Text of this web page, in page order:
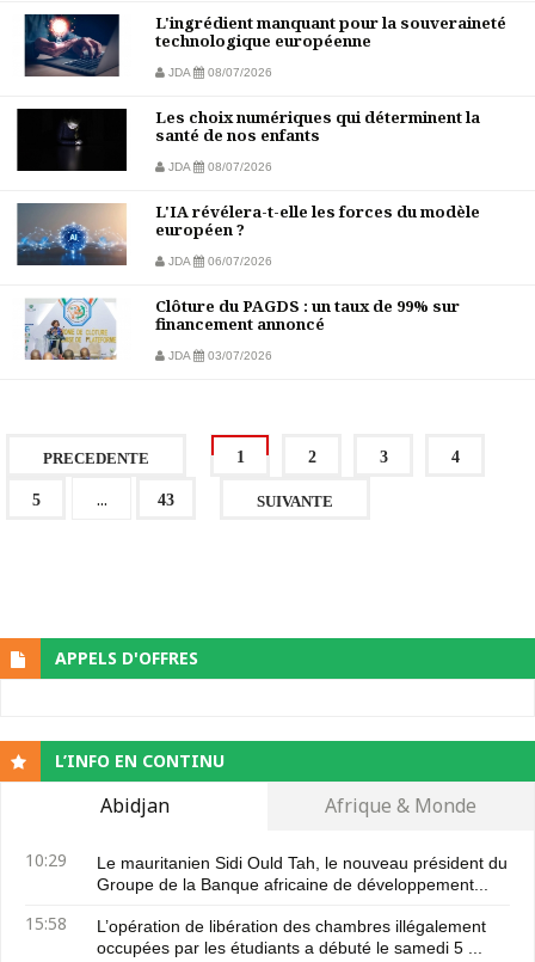
L'ingrédient manquant pour la souveraineté
technologique européenne
JDA 08/07/2026
Les choix numériques qui déterminent la
santé de nos enfants
JDA 08/07/2026
L'IA révélera-t-elle les forces du modèle
européen ?
JDA 06/07/2026
Clôture du PAGDS : un taux de 99% sur
financement annoncé
JDA 03/07/2026
PRECEDENTE 1 2 3 4
5 ... 43 SUIVANTE
APPELS D'OFFRES
L’INFO EN CONTINU
Abidjan Afrique & Monde
10:29
Le mauritanien Sidi Ould Tah, le nouveau président du
Groupe de la Banque africaine de développement...
15:58
L’opération de libération des chambres illégalement
occupées par les étudiants a débuté le samedi 5 ...